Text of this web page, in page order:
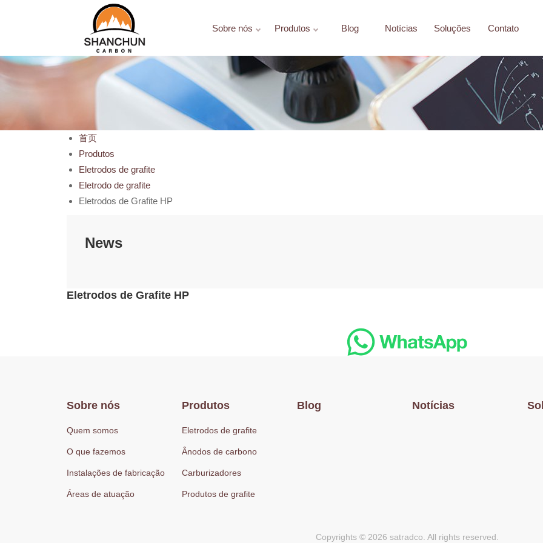
Sobre nós Produtos Blog Notícias Soluções Contato
首页
Produtos
Eletrodos de grafite
Eletrodo de grafite
Eletrodos de Grafite HP
News
Eletrodos de Grafite HP
Sobre nós
Quem somos
O que fazemos
Instalações de fabricação
Áreas de atuação
Produtos
Eletrodos de grafite
Ânodos de carbono
Carburizadores
Produtos de grafite
Blog Notícias
Copyrights © 2026 satradco. All rights reserved.